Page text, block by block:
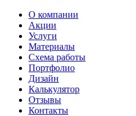
О компании
Акции
Услуги
Материалы
Схема работы
Портфолио
Дизайн
Калькулятор
Отзывы
Контакты